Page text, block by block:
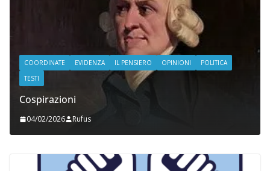
COORDINATE EVIDENZA IL PENSIERO OPINIONI
POLITICA
TESTI
Cospirazioni
04/02/2026 Rufus